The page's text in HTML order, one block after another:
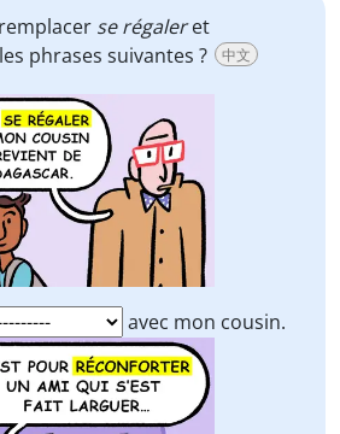
serégaleret
phrases suivantes ? 中文
avec mon cousin.